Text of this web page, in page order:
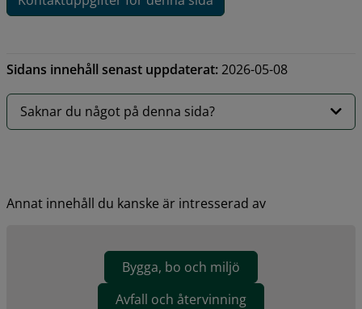
Sidans innehåll senast uppdaterat:2026-05-08
Saknar du något på denna sida?
Annat innehåll du kanske är intresserad av
Bygga, bo och miljö
Avfall och återvinning